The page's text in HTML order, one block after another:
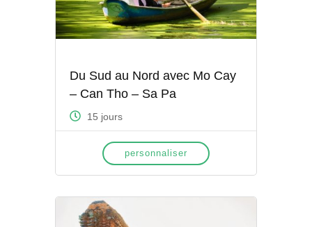
Du Sud au Nord avec Mo Cay
– Can Tho – Sa Pa
15 jours
personnaliser